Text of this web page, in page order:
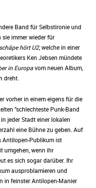
Band für Selbstironie und
immer wieder für
hört U2, welche in einer
Ken Jebsen mündete
in Europavom neuen Album,
dreht.
vorher in einem eigens für die
"schlechteste Punk-Band
jeder Stadt einer lokalen
eine Bühne zu geben. Auf
Antilopen-Publikum ist
umgehen, wenn ihr
es sich sogar darüber. Ihr
ausproblamieren und
in feinster Antilopen-Manier